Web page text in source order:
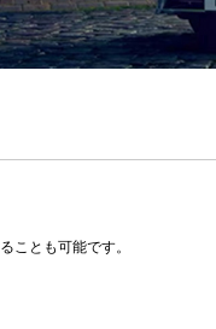
ことも可能です。